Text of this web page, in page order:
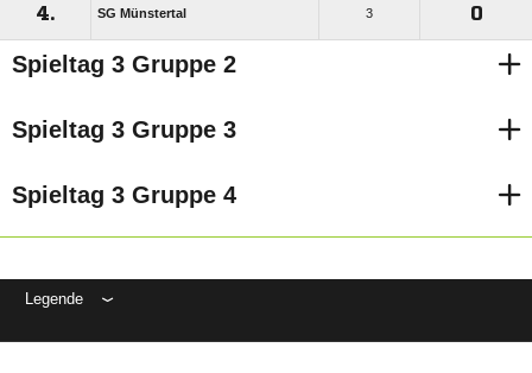
4. SG Münstertal 3 0
Spieltag 3 Gruppe 2
Spieltag 3 Gruppe 3
Spieltag 3 Gruppe 4
Legende